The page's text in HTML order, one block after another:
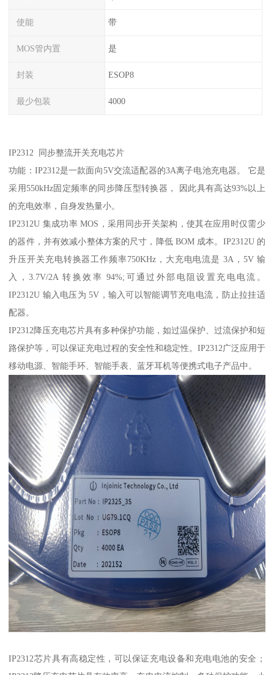
使能 带
MOS管内置 是
封装 ESOP8
最少包装 4000
IP2312 同步整流开关充电芯片
功能：IP2312是一款面向5V交流适配器的3A离子电池充电器。 它是
采用550kHz固定频率的同步降压型转换器， 因此具有高达93%以上
的充电效率，自身发热量小。
IP2312U 集成功率 MOS，采用同步开关架构，使其在应用时仅需少
的器件，并有效减小整体方案的尺寸，降低 BOM 成本。IP2312U 的
升压开关充电转换器工作频率750KHz，大充电电流是 3A，5V 输
入，3.7V/2A 转换效率 94%;可通过外部电阻设置充电电流。
IP2312U 输入电压为 5V，输入可以智能调节充电电流，防止拉挂适
配器。
IP2312降压充电芯片具有多种保护功能，如过温保护、过流保护和短
路保护等，可以保证充电过程的安全性和稳定性。IP2312广泛应用于
移动电源、智能手环、智能手表、蓝牙耳机等便携式电子产品中。
IP2312芯片具有高稳定性，可以保证充电设备和充电电池的安全；